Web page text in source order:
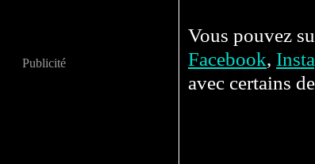
Publicité
Vous pouvez
Facebook,
avec certains